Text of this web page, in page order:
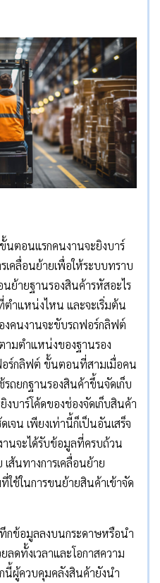
ตอนแรกคนงานจะยิงบาร์
เคลื่อนย้ายเพื่อให้ระบบทราบ
ย้ายฐานรองสินค้ารหัสอะไร
ำแหน่งไหน และจะเริ่มต้น
งคนงานจะขับรถฟอร์กลิฟต์
ามตำแหน่งของฐานรอง
อร์กลิฟต์ ขั้นตอนที่สามเมื่อคน
ถยกฐานรองสินค้าขึ้นจัดเก็บ
บาร์โค้ดของช่องจัดเก็บสินค้า
จน เพียงเท่านี้ก็เป็นอันเสร็จ
านจะได้รับข้อมูลที่ครบถ้วน
ส้นทางการเคลื่อนย้าย
ใช้ในการขนย้ายสินค้าเข้าจัด
กข้อมูลลงบนกระดาษหรือนำ
ลดทั้งเวลาและโอกาสความ
นี้ผู้ควบคุมคลังสินค้ายังนำ